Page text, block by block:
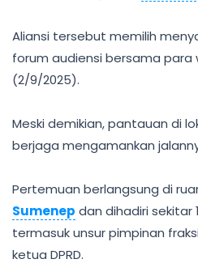
Aliansi tersebut memilih
forum audiensi bersama para
(2/9/2025).
Meski demikian, pantauan di
berjaga mengamankan
Pertemuan berlangsung di
Sumenep dan dihadiri sekitar
termasuk unsur pimpinan
ketua DPRD.